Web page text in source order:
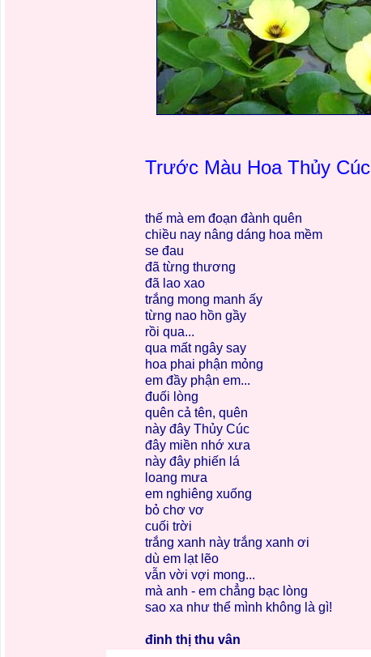
Trước Màu Hoa Thủy Cúc
thế mà em đoạn đành quên
chiều nay nâng dáng hoa mềm
se đau
đã từng thương
đã lao xao
trắng mong manh ấy
từng nao hồn gầy
rồi qua...
qua mất ngây say
hoa phai phận mỏng
em đầy phận em...
đuối lòng
quên cả tên, quên
này đây Thủy Cúc
đây miền nhớ xưa
này đây phiến lá
loang mưa
em nghiêng xuống
bỏ chơ vơ
cuối trời
trắng xanh này trắng xanh ơi
dù em lạt lẽo
vẫn vời vợi mong...
mà anh - em chẳng bạc lòng
sao xa như thể mình không là gì!
đinh thị thu vân